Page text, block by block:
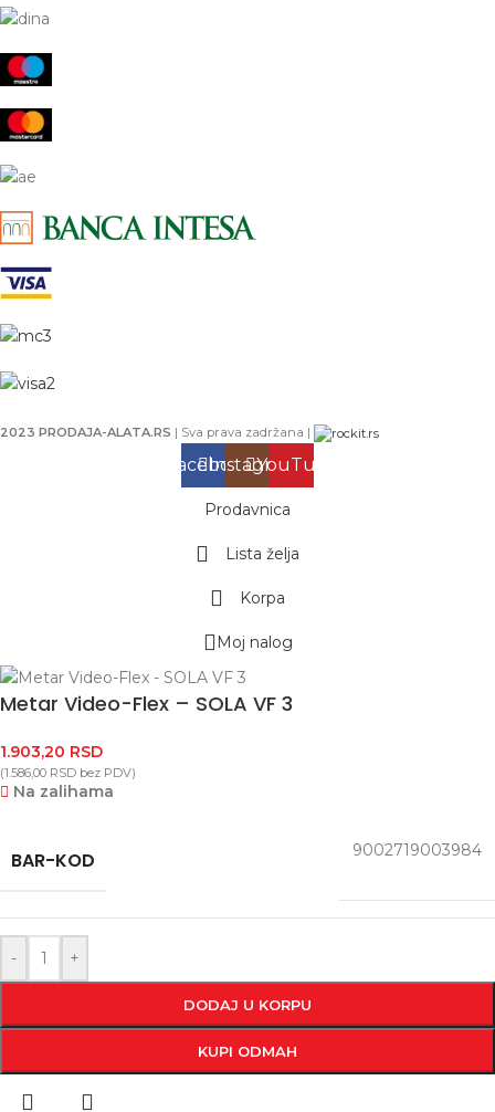
2023 PRODAJA-ALATA.RS | Sva prava zadržana |
Facebook
Instagram
YouTube
Prodavnica
Lista želja
Korpa
Moj nalog
Metar Video-Flex – SOLA VF 3
1.903,20 RSD
(1.586,00 RSD bez PDV)
Na zalihama
BAR-KOD 9002719003984
- +
DODAJ U KORPU
KUPI ODMAH